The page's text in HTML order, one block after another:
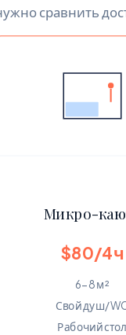
сравнить
Микро-
$80/4ч
6-8 м²
Свой душ/
Рабочий стол